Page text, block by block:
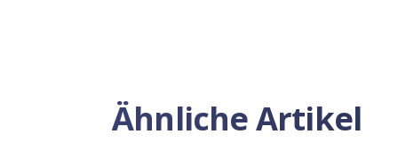
Ähnliche Artikel